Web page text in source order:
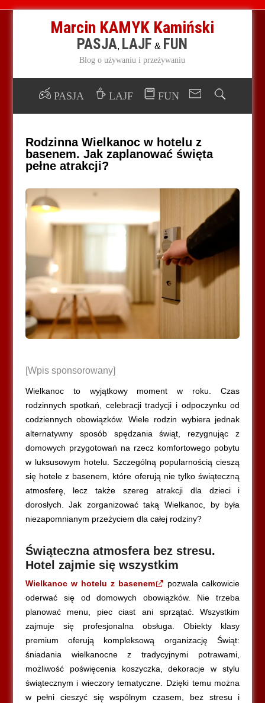
Marcin KAMYK Kamiński
PASJA, LAJF & FUN
Blog o używaniu i przeżywaniu
PASJA LAJF FUN
Rodzinna Wielkanoc w hotelu z
basenem. Jak zaplanować święta
pełne atrakcji?
[Wpis sponsorowany]
Wielkanoc to wyjątkowy moment w roku. Czas
rodzinnych spotkań, celebracji tradycji i odpoczynku od
codziennych obowiązków. Wiele rodzin wybiera jednak
alternatywny sposób spędzania świąt, rezygnując z
domowych przygotowań na rzecz komfortowego pobytu
w luksusowym hotelu. Szczególną popularnością cieszą
się hotele z basenem, które oferują nie tylko świąteczną
atmosferę, lecz także szereg atrakcji dla dzieci i
dorosłych. Jak zorganizować taką Wielkanoc, by była
niezapomnianym przeżyciem dla całej rodziny?
Świąteczna atmosfera bez stresu.
Hotel zajmie się wszystkim
Wielkanoc w hotelu z basenem
pozwala całkowicie
oderwać się od domowych obowiązków. Nie trzeba
planować menu, piec ciast ani sprzątać. Wszystkim
zajmuje się profesjonalna obsługa. Obiekty klasy
premium oferują kompleksową organizację Świąt:
śniadania wielkanocne z tradycyjnymi potrawami,
możliwość poświęcenia koszyczka, dekoracje w stylu
świątecznym i wieczory tematyczne. Dzięki temu można
w pełni cieszyć się wspólnym czasem, bez stresu i